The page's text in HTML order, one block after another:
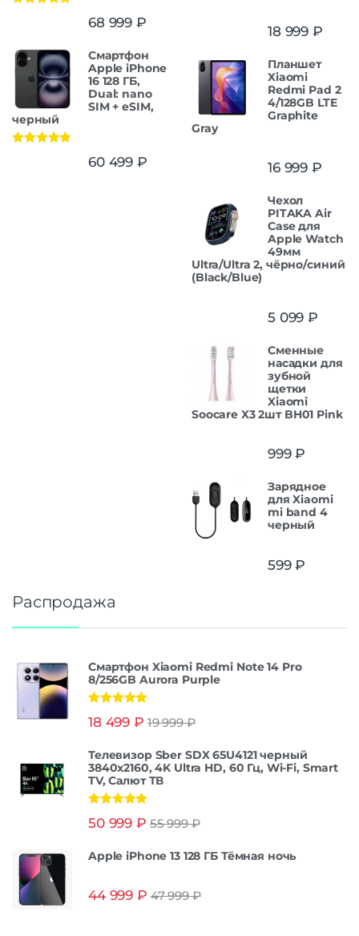
68 999 ₽
Смартфон
Apple iPhone
16 128 ГБ,
Dual: nano
SIM + eSIM,
черный
60 499 ₽
18 999 ₽
Планшет
Xiaomi
Redmi Pad 2
4/128GB LTE
Graphite
Gray
16 999 ₽
Чехол
PITAKA Air
Case для
Apple Watch
49мм
Ultra/Ultra 2, чёрно/синий
(Black/Blue)
5 099 ₽
Сменные
насадки для
зубной
щетки
Xiaomi
Soocare X3 2шт BH01 Pink
999₽
Зарядное
для Xiaomi
mi band 4
черный
599₽
Распродажа
Смартфон Xiaomi Redmi Note 14 Pro
8/256GB Aurora Purple
из 5
18 499 ₽ 19 999₽
Телевизор Sber SDX 65U4121 черный
3840x2160, 4K Ultra HD, 60 Гц, Wi-Fi, Smart
TV, Салют ТВ
из 5
50 999 ₽ 55 999₽
Apple iPhone 13 128 ГБ Тёмная ночь
44 999 ₽ 47 999₽